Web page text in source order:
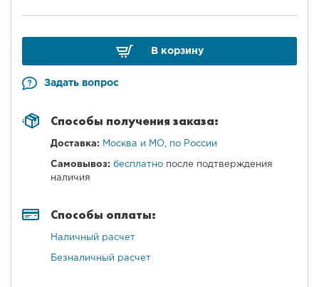
В корзину
Задать вопрос
Способы получения заказа:
Доставка: Москва и МО, по России
Самовывоз: бесплатно после подтверждения
наличия
Способы оплаты:
Наличный расчет
Безналичный расчет